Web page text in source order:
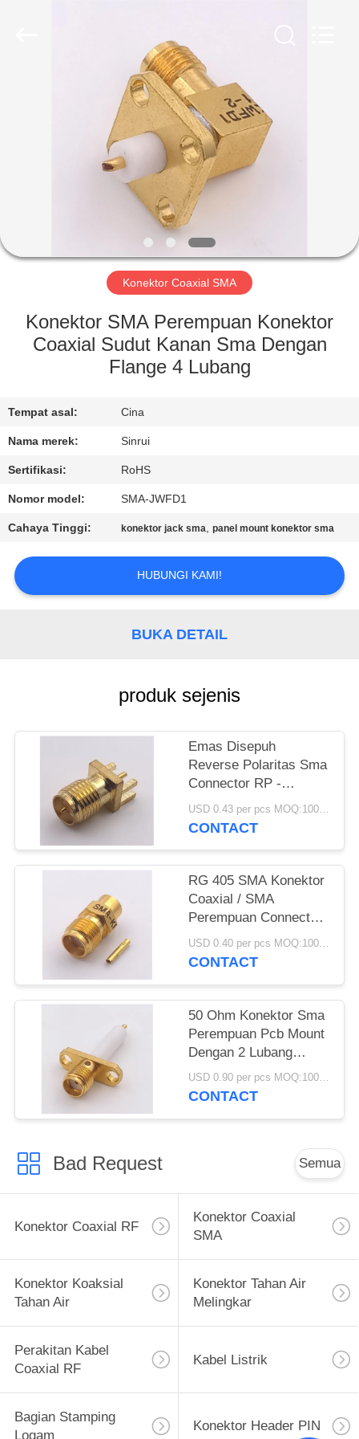
TUR
KONTROL
HUBUNGI
KAMI
PERMINTAAN
PENAWARAN
SITEMAP
Konektor Coaxial SMA
Konektor SMA Perempuan Konektor
Coaxial Sudut Kanan Sma Dengan
Flange 4 Lubang
Tempat asal: Cina
Nama merek: Sinrui
Sertifikasi: RoHS
Nomor model: SMA-JWFD1
Cahaya Tinggi: konektor jack sma,panel mount konektor sma
HUBUNGI KAMI!
BUKA DETAIL
produk sejenis
Emas Disepuh
Reverse Polaritas Sma
Connector RP -
Konektor Plug SMA
Untuk Tebal PCB
USD 0.43 per pcs MOQ:1000 buah
CONTACT
RG 405 SMA Konektor
Coaxial / SMA
Perempuan Connector
Socket Pin Crimp
USD 0.40 per pcs MOQ:1000 buah
CONTACT
50 Ohm Konektor Sma
Perempuan Pcb Mount
Dengan 2 Lubang
Flange Berlapis Emas USD 0.90 per pcs MOQ:1000 buah
CONTACT
Bad Request Semua
Konektor Coaxial RF
Konektor Coaxial
SMA
Konektor Koaksial
Tahan Air
Konektor Tahan Air
Melingkar
Perakitan Kabel
Coaxial RF
Kabel Listrik
Bagian Stamping
Logam
Konektor Header PIN